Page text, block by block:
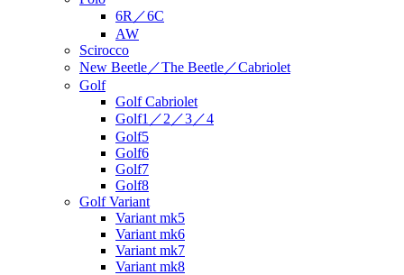
6R／6C
AW
Scirocco
New Beetle／The Beetle／Cabriolet
Golf
Golf Cabriolet
Golf1／2／3／4
Golf5
Golf6
Golf7
Golf8
Golf Variant
Variant mk5
Variant mk6
Variant mk7
Variant mk8